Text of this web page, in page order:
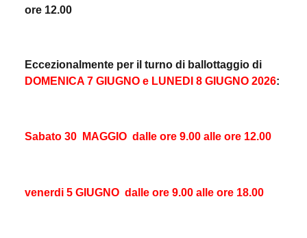
ore 12.00
Eccezionalmente per il turno di ballottaggio di
DOMENICA 7 GIUGNO e LUNEDI 8 GIUGNO 2026:
Sabato 30 MAGGIO dalle ore 9.00 alle ore 12.00
venerdi 5 GIUGNO dalle ore 9.00 alle ore 18.00